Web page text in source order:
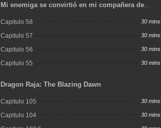
Mi enemiga se convirtió en mi compañera de
Capitulo 58 30 mins
Capitulo 57 30 mins
Capitulo 56 30 mins
Capitulo 55 30 mins
Dragon Raja: The Blazing Dawn
Capitulo 105 30 mins
Capitulo 104 30 mins